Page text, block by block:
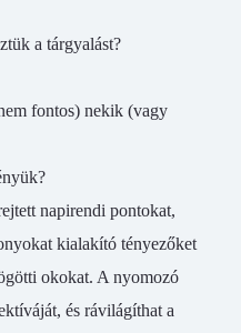
a tárgyalást?
fontos) nekik (vagy
napirendi pontokat,
kialakító tényezőket
okokat. A nyomozó
és rávilágíthat a